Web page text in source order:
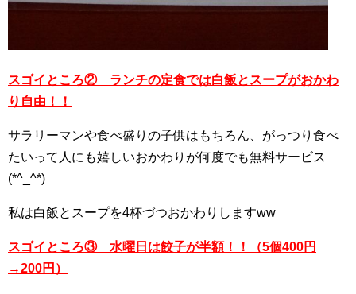
スゴイところ② ランチの定食では白飯とスープがおかわ
り自由！！
サラリーマンや食べ盛りの子供はもちろん、がっつり食べ
たいって人にも嬉しいおかわりが何度でも無料サービス
(*^_^*)
私は白飯とスープを4杯づつおかわりしますww
スゴイところ③ 水曜日は餃子が半額！！（5個400円
→200円）